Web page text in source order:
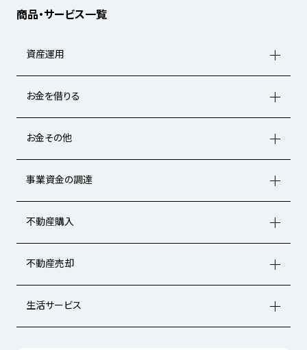
商品・サービス一覧
資産運用
お金を借りる
お金その他
事業資金の調達
不動産購入
不動産売却
生活サービス